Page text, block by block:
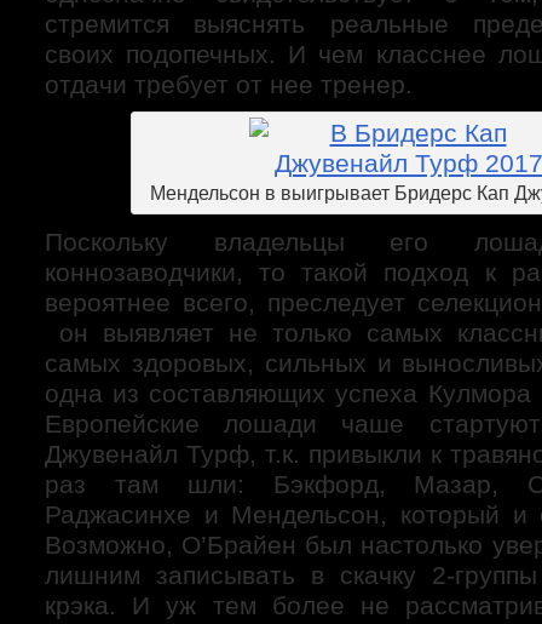
стремится выяснять реальные
своих подопечных. И чем класснее
отдачи требует от нее тренер.
Мендельсон в выигрывает Бридерс Кап
Поскольку владельцы его
коннозаводчики, то такой подход к
вероятнее всего, преследует
он выявляет не только самых
самых здоровых, сильных и
одна из составляющих успеха
Европейские лошади чаше
Джувенайл Турф, т.к. привыкли к
раз там шли: Бэкфорд, Мазар,
Раджасинхе и Мендельсон, который и
Возможно, О’Брайен был настолько
лишним записывать в скачку 2-
крэка. И уж тем более не